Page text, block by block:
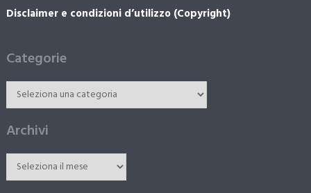
Disclaimer e condizioni d’utilizzo (Copyright)
Categorie
Archivi